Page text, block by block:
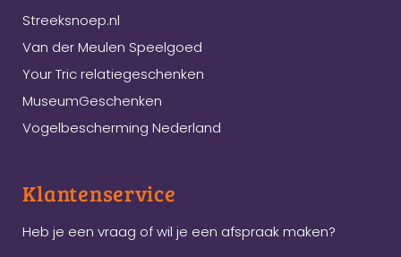
Streeksnoep.nl
Van der Meulen Speelgoed
Your Tric relatiegeschenken
MuseumGeschenken
Vogelbescherming Nederland
Klantenservice
Heb je een vraag of wil je een afspraak maken?